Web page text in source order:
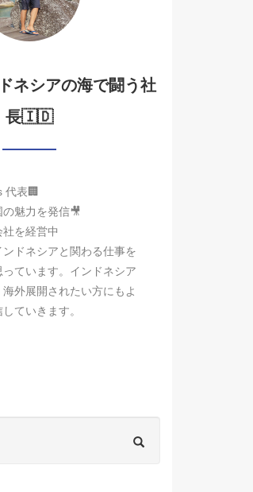
ネシアの海で闘う社
長🇮🇩
代表🏢
魅力を発信🎥
を経営中
ドネシアと関わる仕事を
っています。インドネシア
外展開されたい方にもよ
ていきます。